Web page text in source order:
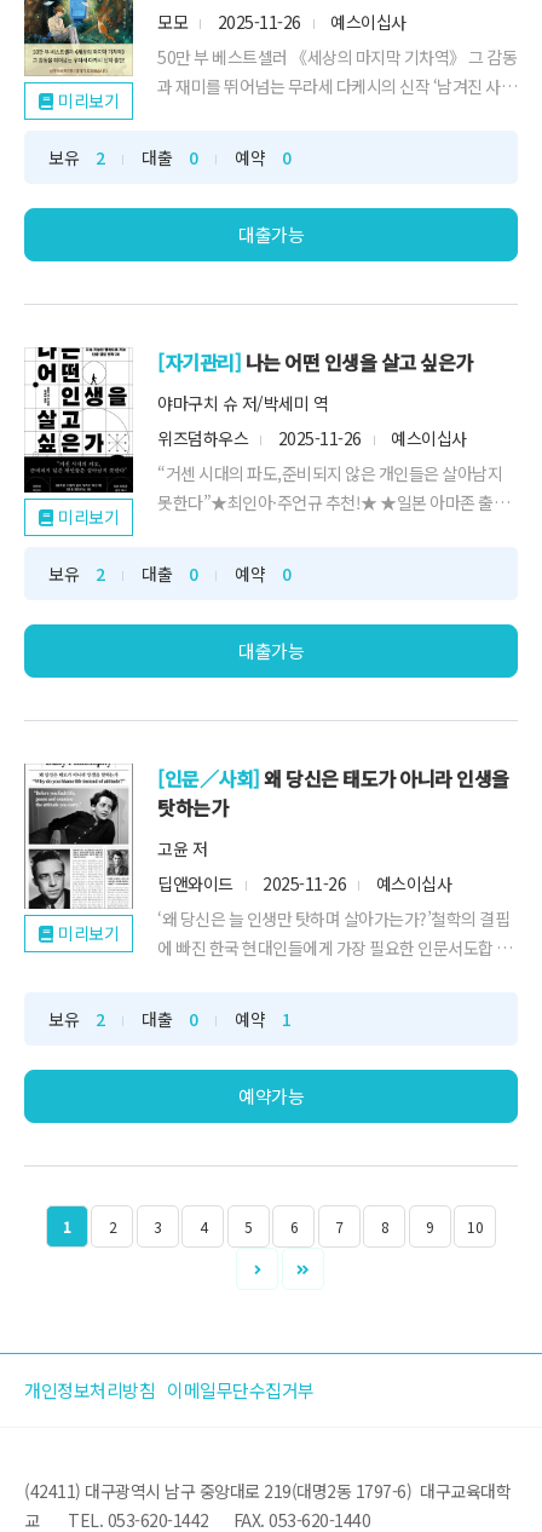
미리보기
모모
2025-11-26
예스이십사
50만 부 베스트셀러 《세상의 마지막 기차역》 그 감동
과 재미를 뛰어넘는 무라세 다케시의 신작 ‘남겨진 사
보유
2 대출 0 예약 0
대출가능
미리보기
[자기관리] 나는 어떤 인생을 살고 싶은가
야마구치 슈 저/박세미 역
위즈덤하우스
2025-11-26
예스이십사
“거센 시대의 파도,준비되지 않은 개인들은 살아남지
못한다”★최인아·주언규 추천!★ ★일본 아마존 출간
보유
2 대출 0 예약 0
대출가능
미리보기
[인문／사회]왜 당신은 태도가 아니라 인생을
탓하는가
고윤 저
딥앤와이드
2025-11-26
예스이십사
‘왜 당신은 늘 인생만 탓하며 살아가는가?’철학의 결핍
에 빠진 한국 현대인들에게 가장 필요한 인문서도합 10
보유
2 대출 0 예약 1
예약가능
1 2 3 4 5 6 7 8 9 10
개인정보처리방침 이메일무단수집거부
(42411) 대구광역시 남구 중앙대로 219(대명2동 1797-6) 대구교육대학
교
TEL. 053-620-1442 FAX. 053-620-1440